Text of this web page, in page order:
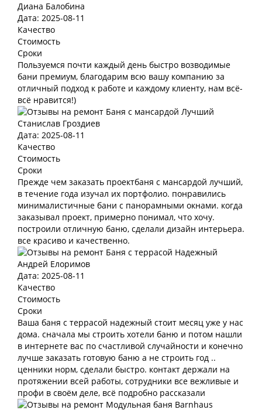
Диана Балобина
Дата: 2025-08-11
Качество
Стоимость
Сроки
Пользуемся почти каждый день быстро возводимые
бани премиум, благодарим всю вашу компанию за
отличный подход к работе и каждому клиенту, нам всё-
всё нравится!)
Станислав Гроздиев
Дата: 2025-08-11
Качество
Стоимость
Сроки
Прежде чем заказать проектбаня с мансардой лучший,
в течение года изучал их портфолио. понравились
минималистичные бани с панорамными окнами. когда
заказывал проект, примерно понимал, что хочу.
построили отличную баню, сделали дизайн интерьера.
все красиво и качественно.
Андрей Елоримов
Дата: 2025-08-11
Качество
Стоимость
Сроки
Ваша баня с террасой надежный стоит месяц уже у нас
дома. сначала мы строить хотели баню и потом нашли
в интернете вас по счастливой случайности и конечно
лучше заказать готовую баню а не строить год ..
ценники норм, сделали быстро. контакт держали на
протяжении всей работы, сотрудники все вежливые и
профи в своём деле, всё подробно рассказали